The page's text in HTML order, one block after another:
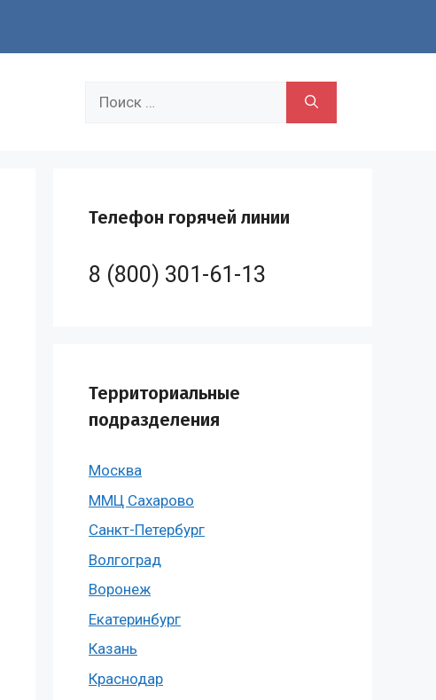
Телефон горячей линии
8 (800) 301-61-13
Территориальные
подразделения
Москва
ММЦ Сахарово
Санкт-Петербург
Волгоград
Воронеж
Екатеринбург
Казань
Краснодар